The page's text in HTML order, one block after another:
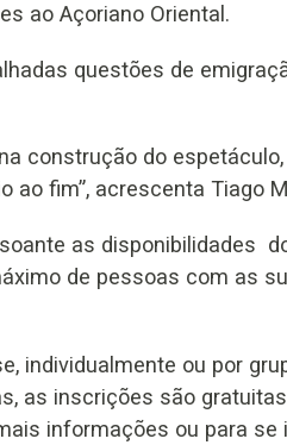
ao Açoriano Oriental.
questões de
construção do
ao fim”, acrescenta Tiago
as disponibilidades
de pessoas com as
individualmente ou por
as inscrições são
informações ou para se